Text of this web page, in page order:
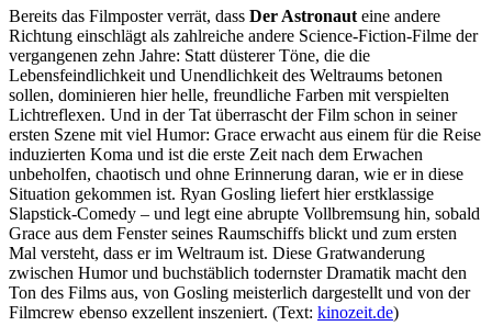
Bereits das Filmposter verrät, dass Der Astronaut eine andere
Richtung einschlägt als zahlreiche andere Science-Fiction-Filme der
vergangenen zehn Jahre: Statt düsterer Töne, die die
Lebensfeindlichkeit und Unendlichkeit des Weltraums betonen
sollen, dominieren hier helle, freundliche Farben mit verspielten
Lichtreflexen. Und in der Tat überrascht der Film schon in seiner
ersten Szene mit viel Humor: Grace erwacht aus einem für die Reise
induzierten Koma und ist die erste Zeit nach dem Erwachen
unbeholfen, chaotisch und ohne Erinnerung daran, wie er in diese
Situation gekommen ist. Ryan Gosling liefert hier erstklassige
Slapstick-Comedy – und legt eine abrupte Vollbremsung hin, sobald
Grace aus dem Fenster seines Raumschiffs blickt und zum ersten
Mal versteht, dass er im Weltraum ist. Diese Gratwanderung
zwischen Humor und buchstäblich todernster Dramatik macht den
Ton des Films aus, von Gosling meisterlich dargestellt und von der
Filmcrew ebenso exzellent inszeniert. (Text: kinozeit.de)